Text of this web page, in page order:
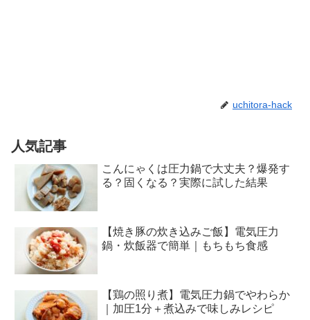
uchitora-hack
人気記事
こんにゃくは圧力鍋で大丈夫？爆発す
る？固くなる？実際に試した結果
【焼き豚の炊き込みご飯】電気圧力
鍋・炊飯器で簡単｜もちもち食感
【鶏の照り煮】電気圧力鍋でやわらか
｜加圧1分＋煮込みで味しみレシピ